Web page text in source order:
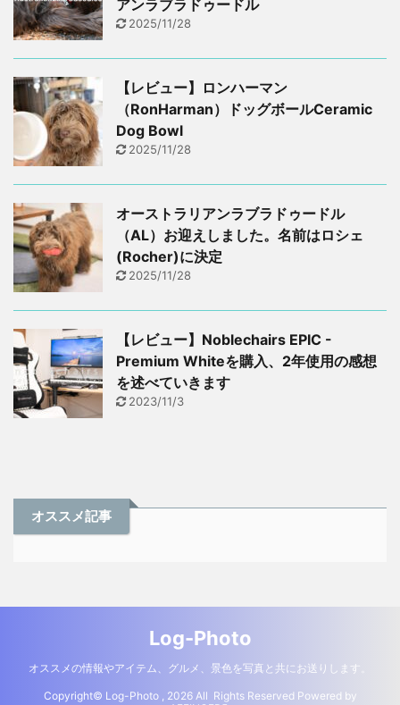
アンラブラドゥードル
2025/11/28
【レビュー】ロンハーマン
（RonHarman）ドッグボールCeramic
Dog Bowl
2025/11/28
オーストラリアンラブラドゥードル
（AL）お迎えしました。名前はロシェ
(Rocher)に決定
2025/11/28
【レビュー】Noblechairs EPIC -
Premium Whiteを購入、2年使用の感想
を述べていきます
2023/11/3
オススメ記事
Log-Photo
オススメの情報やアイテム、グルメ、景色を写真と共にお送りします。
Copyright© Log-Photo , 2026 All Rights Reserved Powered by